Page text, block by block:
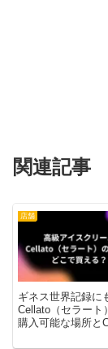
関連記事
店舗
ギネス世界記録に
Cellato（セラート
購入可能な場所と